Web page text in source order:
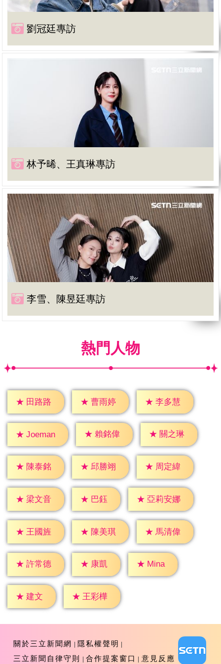
劉冠廷專訪
林予晞、王真琳專訪
李雪、陳昱廷專訪
熱門人物
★ 田路路 ★ 曹雨婷 ★ 李多慧
★ Joeman ★ 賴銘偉 ★ 關之琳
★ 陳泰銘 ★ 邱勝翊 ★ 周定緯
★ 梁文音 ★ 巴鈺 ★ 亞莉安娜
★ 王國旌 ★ 陳美琪 ★ 馬清偉
★ 許常德 ★ 康凱 ★ Mina
★ 建文 ★ 王彩樺
關於三立新聞網
隱私權聲明
三立新聞自律守則
合作提案窗口 意見反應